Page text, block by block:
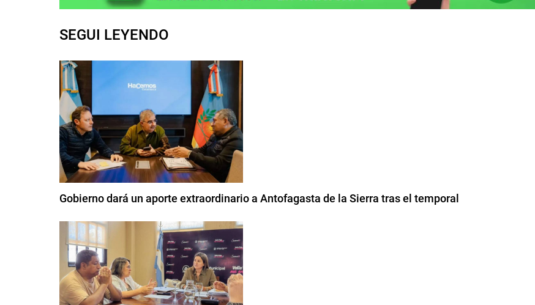
SEGUI LEYENDO
Gobierno dará un aporte extraordinario a Antofagasta de la Sierra tras el temporal